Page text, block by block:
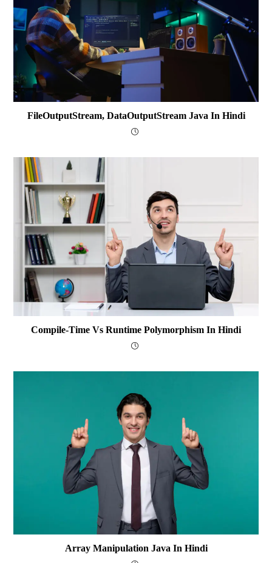
FileOutputStream, DataOutputStream Java In Hindi
Compile-Time Vs Runtime Polymorphism In Hindi
Array Manipulation Java In Hindi